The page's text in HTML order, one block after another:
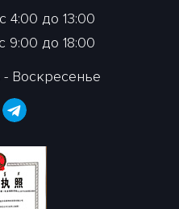
4:00 до 13:00
9:00 до 18:00
Воскресенье